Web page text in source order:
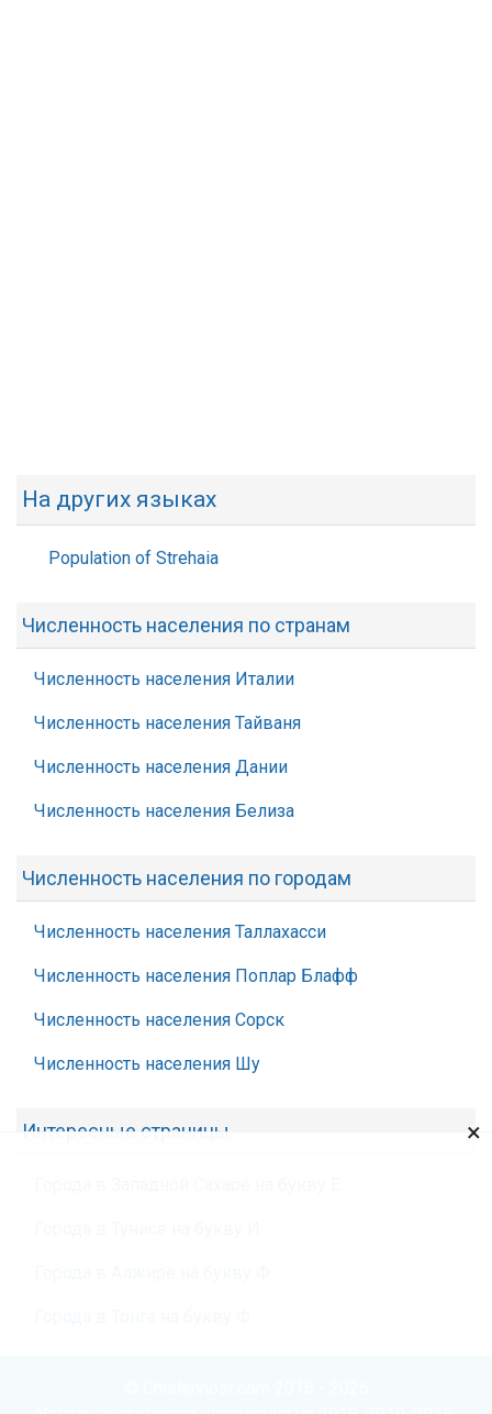
На других языках
Population of Strehaia
Численность населения по странам
Численность населения Италии
Численность населения Тайваня
Численность населения Дании
Численность населения Белиза
Численность населения по городам
Численность населения Таллахасси
Численность населения Поплар Блафф
Численность населения Сорск
Численность населения Шу
Интересные страницы ×